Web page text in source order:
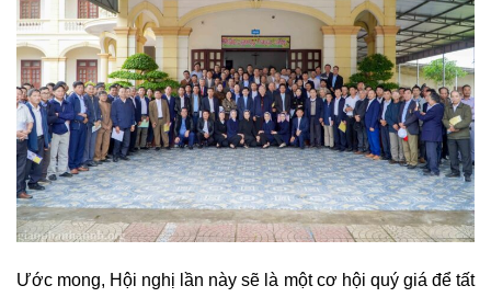
Ước mong, Hội nghị lần này sẽ là một cơ hội quý giá để tất